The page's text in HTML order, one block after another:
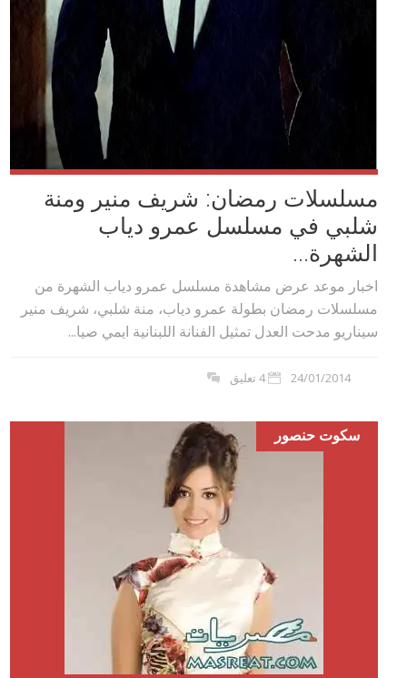
مسلسلات رمضان: شريف منير ومنة
شلبي في مسلسل عمرو دياب
الشهرة...
اخبار موعد عرض مشاهدة مسلسل عمرو دياب الشهرة من
مسلسلات رمضان بطولة عمرو دياب، منة شلبي، شريف منير
سيناريو مدحت العدل تمثيل الفنانة اللبنانية ايمي صيا...
24/01/2014 4 تعليق
سكوت حنصور